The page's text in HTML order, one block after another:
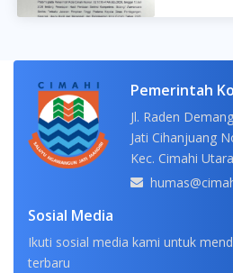
Pemerintah
Jl. Raden
Jati Cihanjuang
Kec. Cimahi
Sosial Media
Ikuti sosial media kami untuk
terbaru